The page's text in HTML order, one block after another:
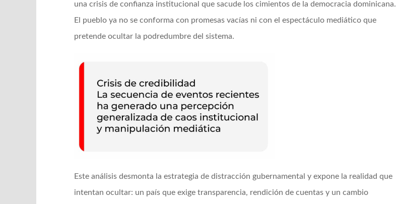
una crisis de confianza institucional que sacude los cimientos de la democracia dominicana.
El pueblo ya no se conforma con promesas vacías ni con el espectáculo mediático que
pretende ocultar la podredumbre del sistema.
Este análisis desmonta la estrategia de distracción gubernamental y expone la realidad que
intentan ocultar: un país que exige transparencia, rendición de cuentas y un cambio